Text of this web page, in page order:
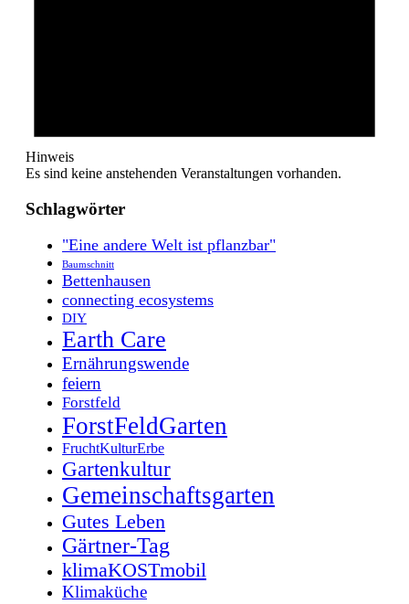
Hinweis
Es sind keine anstehenden Veranstaltungen vorhanden.
Schlagwörter
"Eine andere Welt ist pflanzbar"
Baumschnitt
Bettenhausen
connecting ecosystems
DIY
Earth Care
Ernährungswende
feiern
Forstfeld
ForstFeldGarten
FruchtKulturErbe
Gartenkultur
Gemeinschaftsgarten
Gutes Leben
Gärtner-Tag
klimaKOSTmobil
Klimaküche